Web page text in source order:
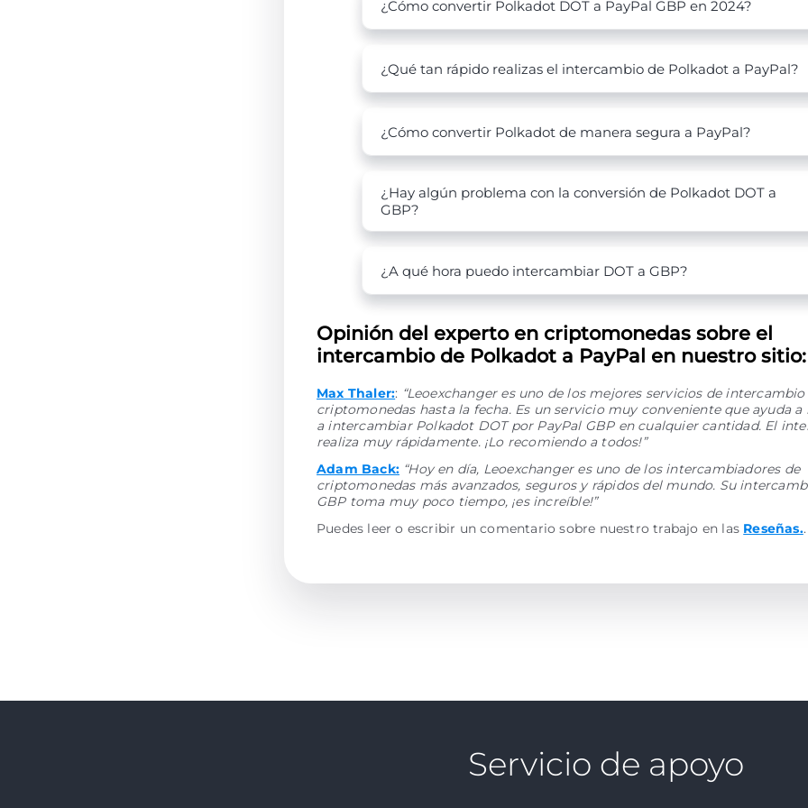
¿Cómo convertir Polkadot DOT a PayPal GBP en 2024?
¿Qué tan rápido realizas el intercambio de Polkadot a PayPal?
¿Cómo convertir Polkadot de manera segura a PayPal?
¿Hay algún problema con la conversión de Polkadot DOT a
GBP?
¿A qué hora puedo intercambiar DOT a GBP?
Opinión del experto en criptomonedas sobre el
intercambio de Polkadot a PayPal en nuestro sitio:
Max Thaler:: “Leoexchanger es uno de los mejores servicios de intercambio
criptomonedas hasta la fecha. Es un servicio muy conveniente que ayuda a
a intercambiar Polkadot DOT por PayPal GBP en cualquier cantidad. El
realiza muy rápidamente. ¡Lo recomiendo a todos!”
Adam Back: “Hoy en día, Leoexchanger es uno de los intercambiadores de
criptomonedas más avanzados, seguros y rápidos del mundo. Su
GBP toma muy poco tiempo, ¡es increíble!”
Puedes leer o escribir un comentario sobre nuestro trabajo en las Reseñas..
Servicio de apoyo